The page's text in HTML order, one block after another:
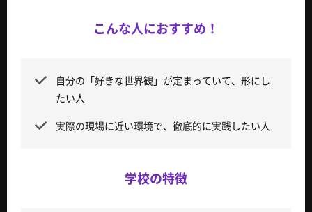
こんな人におすすめ！
自分の「好きな世界観」が定まっていて、形にし
たい人
実際の現場に近い環境で、徹底的に実践したい人
学校の特徴